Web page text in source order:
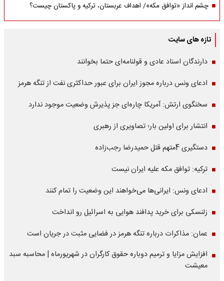
چشم انداز «توافق مکه»/ اهداف عربستان، ترکیه و پاکستان چیست؟
تازه های سایت
دارندگان اسناد عادی و قولنامه‌ای حتما بخوانند
ادعای ونس درباره مجوز ایران برای عبور حداکثری نفت از تنگه هرمز
سخنگوی ارتش: آمریکا چاره‌ای جز پذیرش وضعیت موجود ندارد
انتشار برای اولین بار؛ تصاویری از رهبری
دستگیری 4متهم قتل حمیدرضا رجب‌زاده
ترکیه: توافق مکه علیه ایران نیست
ادعای ونس: ایرانی‌ها می‌خواهند این وضعیت را تمام کنند
زلنسکی برای خرید پدافند هوایی به اسرائیل رو انداخت
عمان: مذاکرات درباره تنگه هرمز در فضایی مثبت در جریان است
افزایش مزایا و ترمیم دوباره حقوق کارگران در شهریورماه | محاسبه سبد
معیشت